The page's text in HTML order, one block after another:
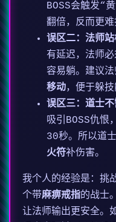
BOSS会触发“
翻倍，反而更
误区二：法师
有延迟，法师
容易躺。建议
移动，便于躲技
误区三：道士
吸引BOSS仇恨
30秒。所以道
火符补伤害。
我个人的经验是：挑
个带麻痹戒指的战士
让法师输出更安全。